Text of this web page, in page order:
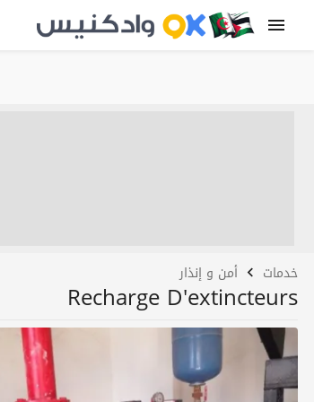
خدمات أمن و إنذار
Recharge D'extincteurs